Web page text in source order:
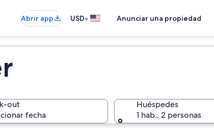
Abrir app USD• Anunciar una propiedad
out
fecha
Huéspedes
1 hab., 2 personas